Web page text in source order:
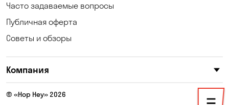
Кривой Рог
Кропивницкий
Часто задаваемые вопросы
Публичная оферта
Советы и обзоры
Компания
© «Hop Hey» 2026